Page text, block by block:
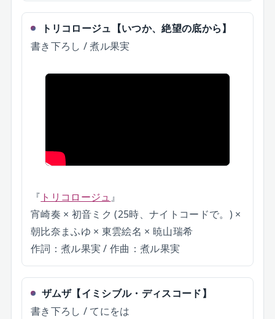
トリコロージュ 【いつか、絶望の底から】
書き下ろし / 煮ル果実
『 トリコロージュ』
宵崎奏 × 初音ミク (25時、ナイトコードで。) ×
朝比奈まふゆ × 東雲絵名 × 暁山瑞希
作詞：煮ル果実 / 作曲：煮ル果実
ザムザ【イミシブル・ディスコード】
書き下ろし / てにをは